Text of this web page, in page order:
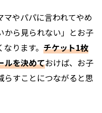
やパパに言われてやめ
から見られない」とお子
ります。 チケット1枚
ルを決めておけば、お子
らすことにつながると思